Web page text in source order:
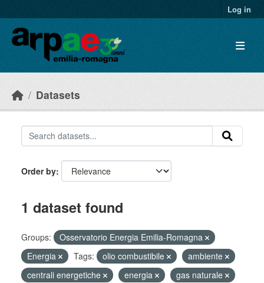
Log in
Datasets
Order by
1 dataset found
Groups:
Osservatorio Energia Emilia-Romagna
Energia
Tags: olio combustibile
ambiente
centrali energetiche
energia
gas naturale